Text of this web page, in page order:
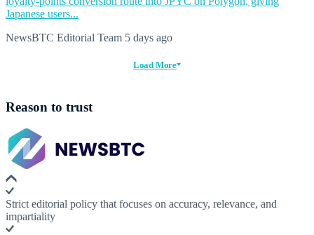
Japanese users...
NewsBTC Editorial Team 5 days ago
Load More
Reason to trust
Strict editorial policy that focuses on accuracy, relevance, and
impartiality